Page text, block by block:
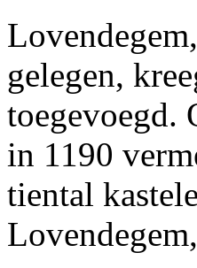
gelegen,
toegevoegd.
in 1190
tiental